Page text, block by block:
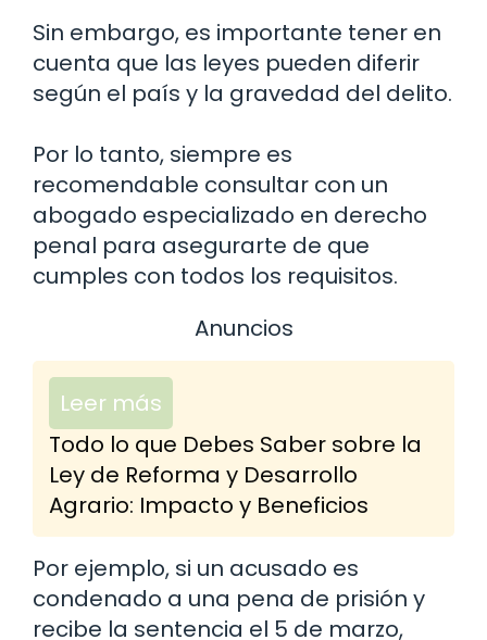
Sin embargo, es importante tener en
cuenta que las leyes pueden diferir
según el país y la gravedad del delito.
Por lo tanto, siempre es
recomendable consultar con un
abogado especializado en derecho
penal para asegurarte de que
cumples con todos los requisitos.
Anuncios
Leer más
Todo lo que Debes Saber sobre la
Ley de Reforma y Desarrollo
Agrario: Impacto y Beneficios
Por ejemplo, si un acusado es
condenado a una pena de prisión y
recibe la sentencia el 5 de marzo,